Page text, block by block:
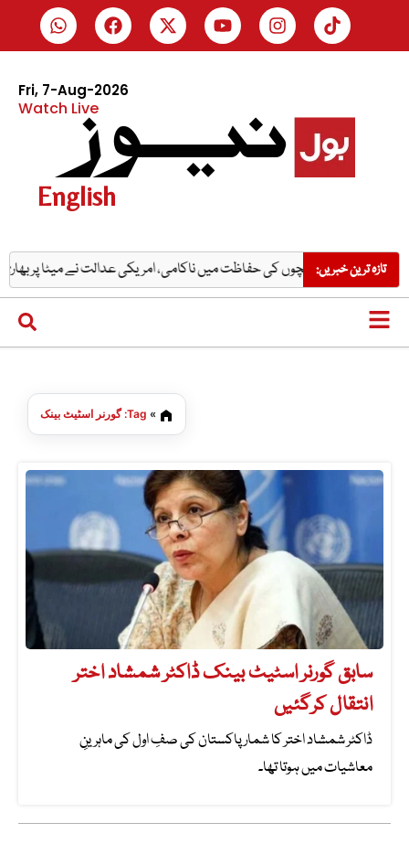
Fri, 7-Aug-2026
Watch Live
English
تازہ ترین خبریں:
بڑا اضافہ بچوں کی حفاظت میں ناکامی، امریکی عدالت نے میٹا پر بھاری
» Tag: گورنر اسٹیٹ بینک
سابق گورنر اسٹیٹ بینک ڈاکٹر شمشاد اختر
انتقال کرگئیں
ڈاکٹر شمشاد اختر کا شمار پاکستان کی صفِ اول کی ماہرینِ
معاشیات میں ہوتا تھا۔